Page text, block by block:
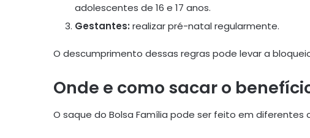
adolescentes de 16 e 17 anos.
Gestantes: realizar pré-natal regularmente.
O descumprimento dessas regras pode levar a
Onde e como sacar o
O saque do Bolsa Família pode ser feito em diferentes